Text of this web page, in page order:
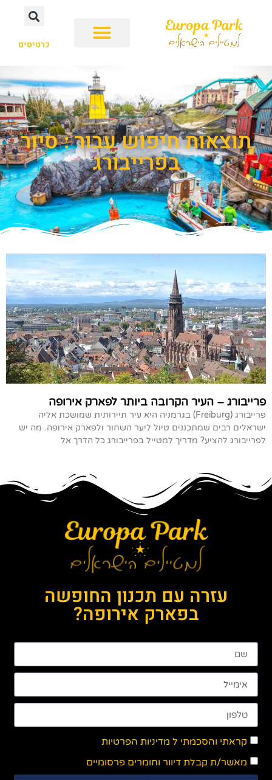
כרטיסים
תוצאות חיפוש עבור : סיור
בפרייבורג
פרייבורג – העיר הקרובה ביותר לפארק אירופה
פרייבורג (Freiburg) בגרמניה היא עיר תיירותית שמושכת אליה
ישראלים רבים שמתכננים טיול ליער השחור ולפארק אירופה. מה יש
לפרייבורג להציע? מדריך למטייל בפרייבורג כל הדרך אל
עזרה עם תכנון החופשה
בפארק אירופה?
קראתי והסכמתי ל מדיניות הפרטיות
מאשר/ת קבלת דיוור וחומרים פרסומיים